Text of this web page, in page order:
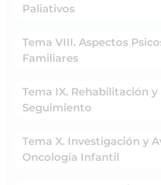
Paliativos
Tema VIII. Aspectos
Familiares
Tema IX. Rehabilitación y
Seguimiento
Tema X. Investigación y
Oncología Infantil